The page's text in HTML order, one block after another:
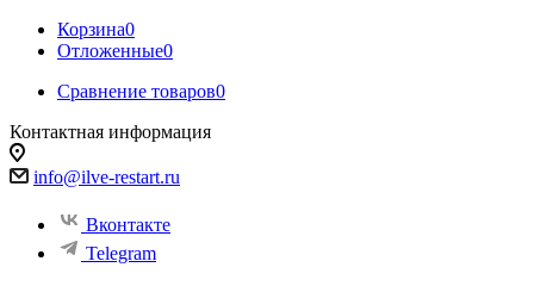
Корзина0
Отложенные0
Сравнение товаров0
Контактная информация
info@ilve-restart.ru
Вконтакте
Telegram